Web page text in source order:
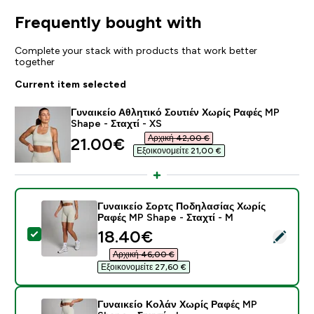
Frequently bought with
Complete your stack with products that work better
together
Current item selected
Γυναικείο Αθλητικό Σουτιέν Χωρίς Ραφές MP
Shape - Σταχτί - XS
discounted price
21.00€‎
Αρχική 42,00 €‎
Εξοικονομείτε 21,00 €‎
Select this product - Γυναικείο Σορτς Ποδηλασίας
Γυναικείο Σορτς Ποδηλασίας Χωρίς
Ραφές MP Shape - Σταχτί - M
discounted price
18.40€‎
Αρχική 46,00 €‎
Εξοικονομείτε 27,60 €‎
Γυναικείο Κολάν Χωρίς Ραφές MP